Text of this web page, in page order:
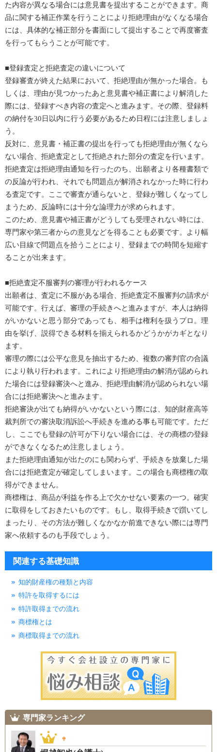
た内容が異なる場合には意見書を提出することができます。商
品に関する補正作業を行うことにより拒絶理由がなくなる場合
には、具体的な補正部分を書面にして提出することで再度審査
を行ってもらうことが可能です。
■登録査定と拒絶査定の違いについて
登録審査が終えた結果において、拒絶理由が無かった場合。も
しくは、理由が見つかったあと意見書や補正書により解消した
際には、登録すべき内容の査定へと進みます。その際、登録料
の納付を30日以内に行う必要があるため日程には注意しましょ
う。
反対に、意見書・補正書の提出を行っても拒絶理由が無くなら
ない場合、拒絶査定として拒絶された部分の査定を行います。
拒絶査定は拒絶理由通知を行ったのち、出願者より各種書類で
の反論が行われ、それでも問題点が解消されなかった時に行わ
る査定です。ここで審査が通らないと、登録が難しくなってし
まうため、反論時には十分な論理力が求められます。
このため、意見書や補正書がどうしても受理されない時には、
専門家や第三者からの意見などを得ることも必要です。より幅
広い目線で問題点を拾うことにより、登録までの時間を短縮す
ることが出来ます。
■拒絶査定不服審判の審理が行われるケース
出願者は、査定に不服がある場合、拒絶査定不服審判の請求が
可能です。行えば、審理の手続きへと進みますが、本人は納得
がいかないと思う部分であっても、相手は権利を扱うプロ。理
由を挙げ、説得できる材料を揃えられるかどうかがカギとなり
ます。
審理の際には公平な意見を抽出するため、複数の審判官の合議
により執り行われます。これにより拒絶理由の解消が認められ
た場合には登録審決へと進み、拒絶理由解消が認められない場
合には拒絶審決へと進みます。
拒絶審決が出ても納得がいかないという際には、知的財産高等
裁判所での審決取消訴訟へ手続きを進める事も可能です。ただ
し、ここでも登録の許可が下りない場合には、その商標の登録
ができなくなるため注意しましょう。
また拒絶理由通知が出たのにも関わらず、手続きを放棄した場
合には拒絶査定が確定してしまいます。この場合も商標権の取
得ができません。
商標権は、商品が利益を作る上で欠かせない要素の一つ。確実
に取得をしておきたいものです。もし、取得手続きで躓いてし
まったり、その方法が難しくなかなか前進できない際には専門
家へ依頼するのも手段でしょう。
関連する基礎知識
知的財産権の種類と内容
特許を取得するには
特許取得までの流れ
商標権とは
商標取得までの流れ
専門家ランキング